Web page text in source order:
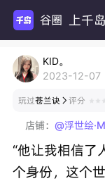
谷圈扩列 上
KID。
2023-12-07
玩过苍兰诀 评分
店铺： @浮世绘
“他让我相信了
个身份，这个